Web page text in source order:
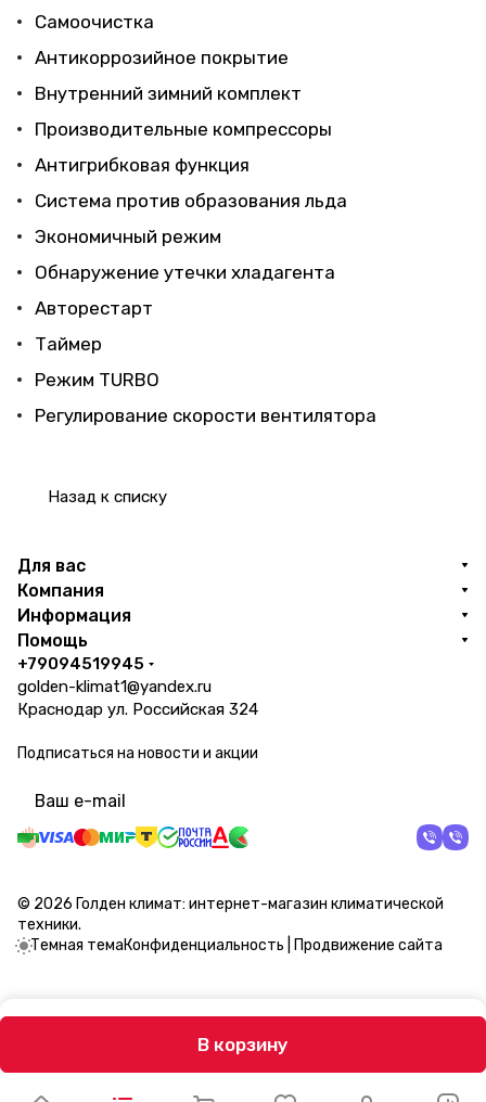
Самоочистка
Антикоррозийное покрытие
Внутренний зимний комплект
Производительные компрессоры
Антигрибковая функция
Система против образования льда
Экономичный режим
Обнаружение утечки хладагента
Авторестарт
Таймер
Режим TURBO
Регулирование скорости вентилятора
Назад к списку
В корзину
Для вас
Компания
Информация
Помощь
+79094519945
golden-klimat1@yandex.ru
Краснодар ул. Российская 324
Подписаться на новости и акции
© 2026 Голден климат: интернет-магазин климатической
техники.
Темная темаКонфиденциальность Продвижение сайта